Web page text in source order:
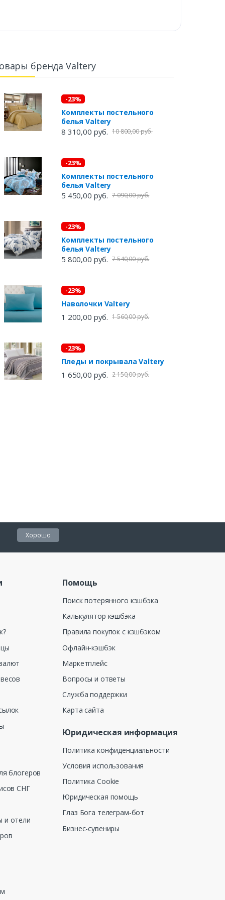
бренда Valtery
-23%
Комплекты постельного
белья Valtery
8 310,00 руб. 10 800,00 руб.
-23%
Комплекты постельного
белья Valtery
5 450,00 руб. 7 090,00 руб.
-23%
Комплекты постельного
белья Valtery
5 800,00 руб. 7 540,00 руб.
-23%
Наволочки Valtery
1 200,00 руб. 1 560,00 руб.
-23%
Пледы и покрывала Valtery
1 650,00 руб. 2 150,00 руб.
Хорошо
блогеров
СНГ
и отели
Помощь
Поиск потерянного кэшбэка
Калькулятор кэшбэка
Правила покупок с кэшбэком
Офлайн-кэшбэк
Маркетплейс
Вопросы и ответы
Служба поддержки
Карта сайта
Юридическая информация
Политика конфиденциальности
Условия использования
Политика Cookie
Юридическая помощь
Глаз Бога телеграм-бот
Бизнес-сувениры